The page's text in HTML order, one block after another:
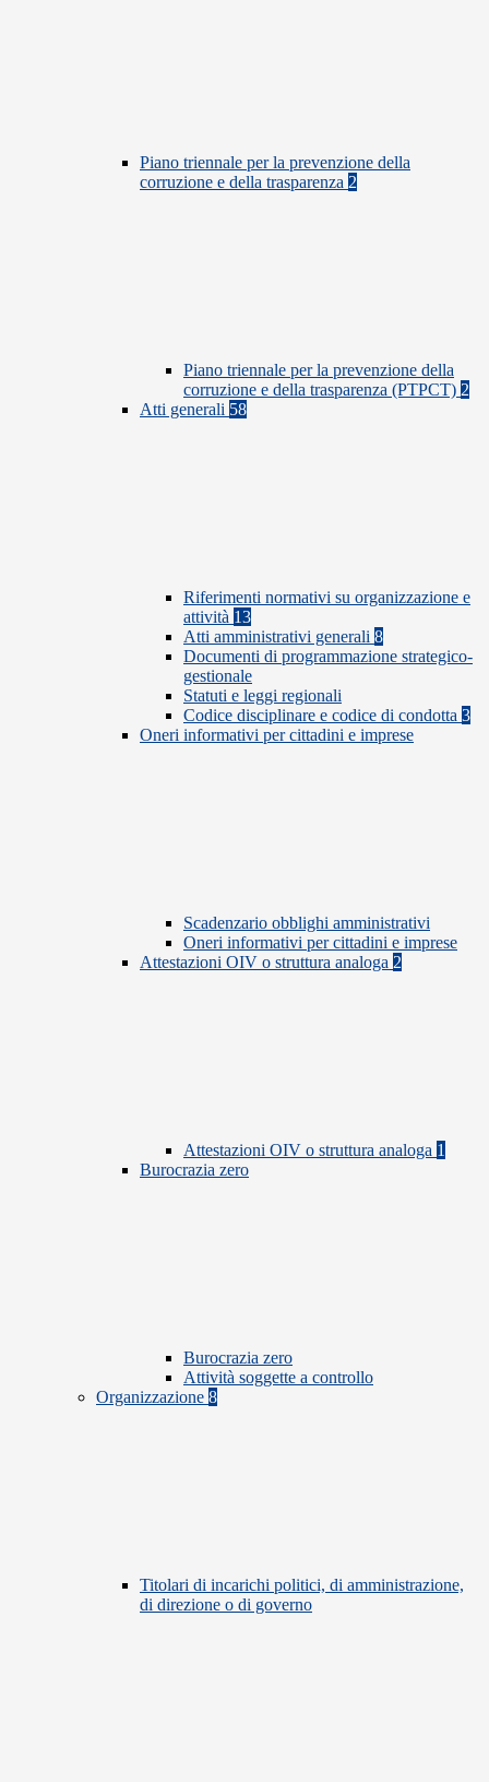
Piano triennale per la prevenzione della
corruzione e della trasparenza 2
Piano triennale per la prevenzione della
corruzione e della trasparenza (PTPCT) 2
Atti generali 58
Riferimenti normativi su organizzazione e
attività 13
Atti amministrativi generali 8
Documenti di programmazione strategico-
gestionale
Statuti e leggi regionali
Codice disciplinare e codice di condotta 3
Oneri informativi per cittadini e imprese
Scadenzario obblighi amministrativi
Oneri informativi per cittadini e imprese
Attestazioni OIV o struttura analoga 2
Attestazioni OIV o struttura analoga 1
Burocrazia zero
Burocrazia zero
Attività soggette a controllo
Organizzazione 8
Titolari di incarichi politici, di amministrazione,
di direzione o di governo